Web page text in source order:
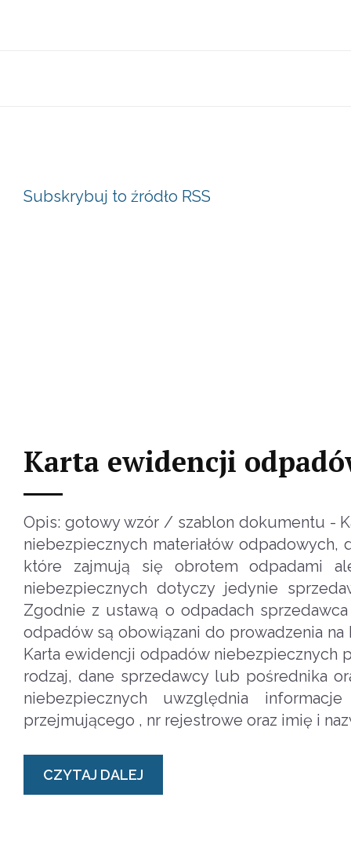
Subskrybuj to źródło RSS
Karta ewidencji
Opis: gotowy wzór / szablon dokumentu -
niebezpiecznych materiałów
które zajmują się obrotem odpadami
niebezpiecznych dotyczy jedynie
Zgodnie z ustawą o odpadach
odpadów są obowiązani do prowadzenia
Karta ewidencji odpadów niebezpiecznych
rodzaj, dane sprzedawcy lub pośrednika
niebezpiecznych uwzględnia
przejmującego , nr rejestrowe oraz imię i
CZYTAJ DALEJ